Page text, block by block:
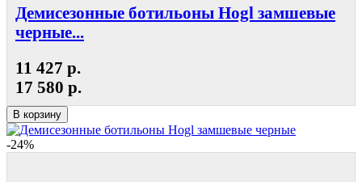
Демисезонные ботильоны Hogl замшевые
черные...
11 427 р.
17 580 р.
В корзину
-24%